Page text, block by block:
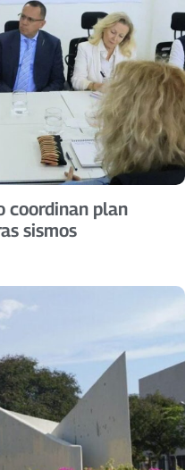
coordinan plan
sismos